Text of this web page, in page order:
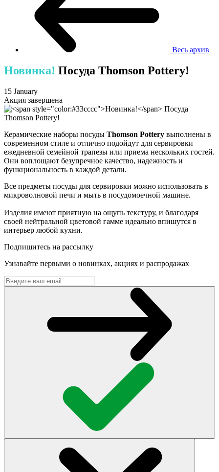
Весь архив
Новинка! Посуда Thomson Pottery!
15 January
Акция завершена
Керамические наборы посуды Thomson Pottery выполнены в
современном стиле и отлично подойдут для сервировки
ежедневной семейной трапезы или приема нескольких гостей.
Они воплощают безупречное качество, надежность и
функциональность в каждой детали.
Все предметы посуды для сервировки можно использовать в
микроволновой печи и мыть в посудомоечной машине.
Изделия имеют приятную на ощупь текстуру, и благодаря
своей нейтральной цветовой гамме идеально впишутся в
интерьер любой кухни.
Подпишитесь на рассылку
Узнавайте первыми о новинках, акциях и распродажах